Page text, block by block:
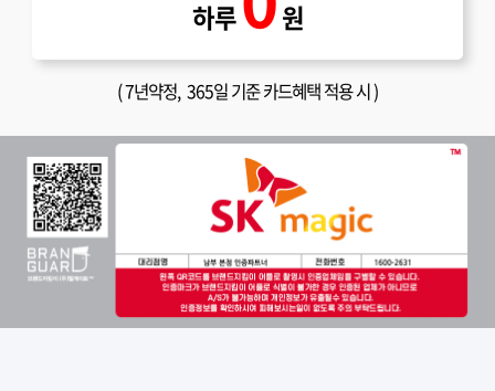
하루 원
(7년약정, 365일 기준 카드혜택 적용 시 )